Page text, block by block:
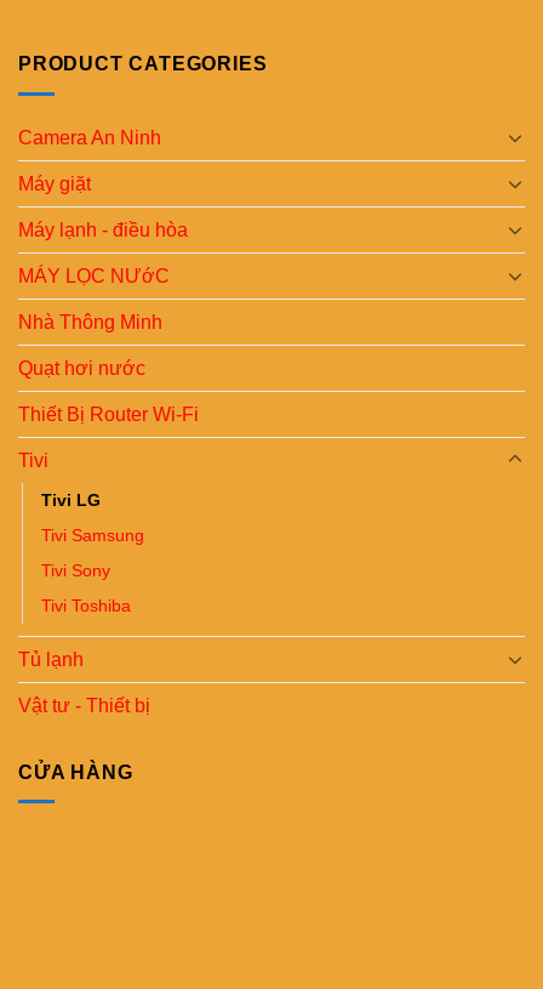
PRODUCT CATEGORIES
Camera An Ninh
Máy giặt
Máy lạnh - điều hòa
MÁY LỌC NƯớC
Nhà Thông Minh
Quạt hơi nước
Thiết Bị Router Wi-Fi
Tivi
Tivi LG
Tivi Samsung
Tivi Sony
Tivi Toshiba
Tủ lạnh
Vật tư - Thiết bị
CỬA HÀNG